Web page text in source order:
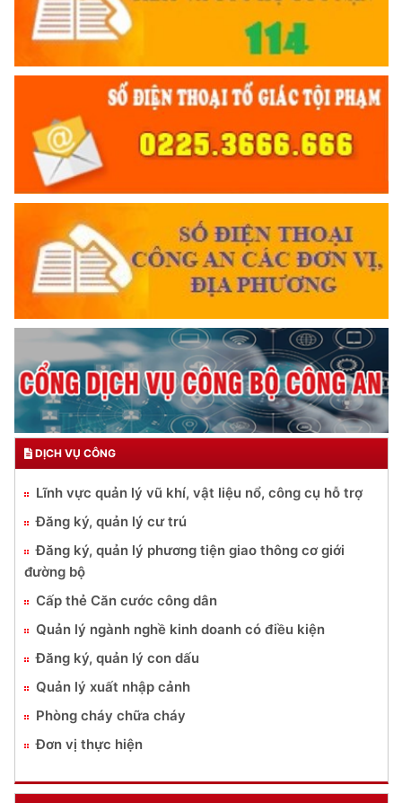
DỊCH VỤ CÔNG
Lĩnh vực quản lý vũ khí, vật liệu nổ, công cụ hỗ trợ
Đăng ký, quản lý cư trú
Đăng ký, quản lý phương tiện giao thông cơ giới
đường bộ
Cấp thẻ Căn cước công dân
Quản lý ngành nghề kinh doanh có điều kiện
Đăng ký, quản lý con dấu
Quản lý xuất nhập cảnh
Phòng cháy chữa cháy
Đơn vị thực hiện